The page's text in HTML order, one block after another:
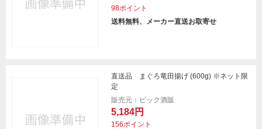
98ポイント
送料無料、メーカー直送お取寄せ
直送品 まぐろ竜田揚げ (600g) ※ネット限
定
販売元：ビック酒販
5,184円
156ポイント